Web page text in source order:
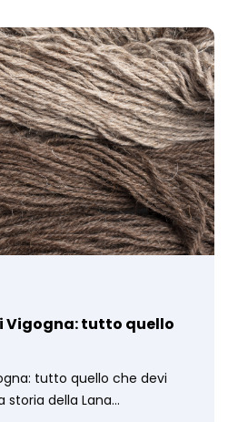
Vigogna: tutto quello
tutto quello che devi
storia della Lana…